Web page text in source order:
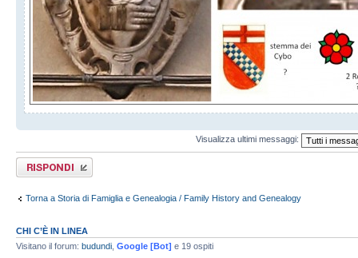
Visualizza ultimi messaggi:
Rispondi al
messaggio
Torna a Storia di Famiglia e Genealogia / Family History and Genealogy
CHI C’È IN LINEA
Visitano il forum: budundi Google [Bot] e 19 ospiti